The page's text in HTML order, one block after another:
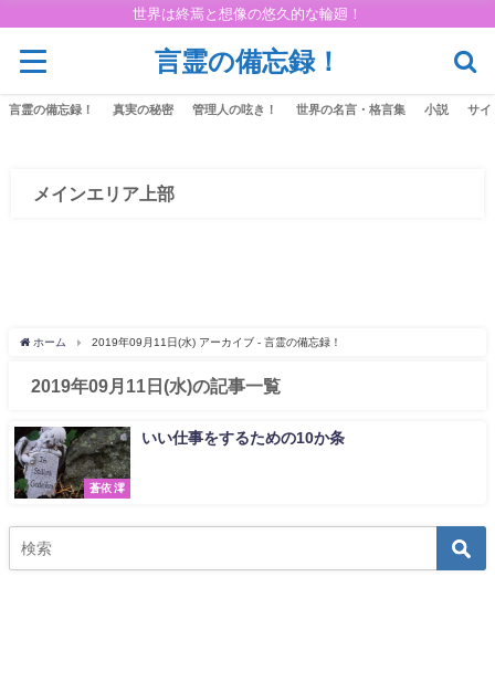
世界は終焉と想像の悠久的な輪廻！
言霊の備忘録！
言霊の備忘録！ 真実の秘密 管理人の呟き！ 世界の名言・格言集 小説 サイ
メインエリア上部
ホーム 2019年09月11日(水) アーカイブ - 言霊の備忘録！
2019年09月11日(水)の記事一覧
蒼依 澪
いい仕事をするための10か条